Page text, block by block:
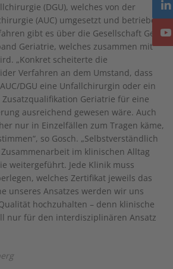
(DGU), welches von der
(AUC) umgesetzt und betrieben
gibt es über die Gesellschaft Geri-
Geriatrie, welches zusammen mit
„Konkret scheiterte die
Verfahren an dem Umstand, dass
DGU eine Unfallchirurgin oder ein
Geriatrie für eine
ausreichend gewesen wäre. Auch
nur in Einzelfällen zum Tragen käme,
so Gosch. „Selbstverständlich
im klinischen Alltag
weitergeführt. Jede Klinik muss
welches Zertifikat jeweils das
unseres Ansatzes werden wir uns
hochzuhalten – denn klinische
nur für den interdisziplinären Ansatz